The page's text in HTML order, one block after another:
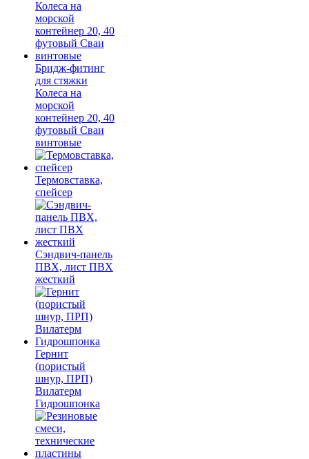
Бридж-фитинг
для стяжки
Колеса на
морской
контейнер 20, 40
футовый Сваи
винтовые
Термовставка,
спейсер
Сэндвич-панель
ПВХ, лист ПВХ
жесткий
Гернит
(пористый
шнур, ПРП)
Вилатерм
Гидрошпонка